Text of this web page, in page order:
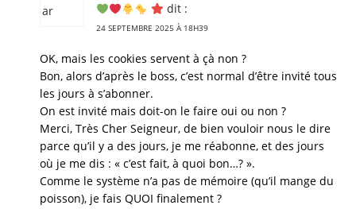
dit :
24 SEPTEMBRE 2025 À 18H39
OK, mais les cookies servent à çà non ?
Bon, alors d’après le boss, c’est normal d’être invité tous
les jours à s’abonner.
On est invité mais doit-on le faire oui ou non ?
Merci, Très Cher Seigneur, de bien vouloir nous le dire
parce qu’il y a des jours, je me réabonne, et des jours
où je me dis : « c’est fait, à quoi bon…? ».
Comme le système n’a pas de mémoire (qu’il mange du
poisson), je fais QUOI finalement ?